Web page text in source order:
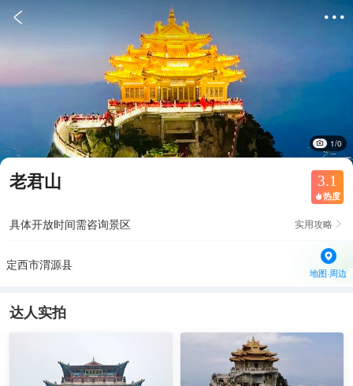
 
1/0
老君山 3.1
 热度
具体开放时间需咨询景区 实用攻略 
定西市渭源县
地图·周边
达人实拍